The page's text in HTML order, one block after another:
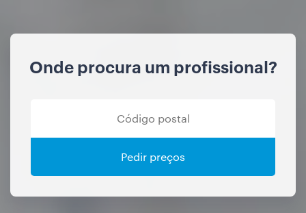
Onde procura um profissional?
Pedir preços